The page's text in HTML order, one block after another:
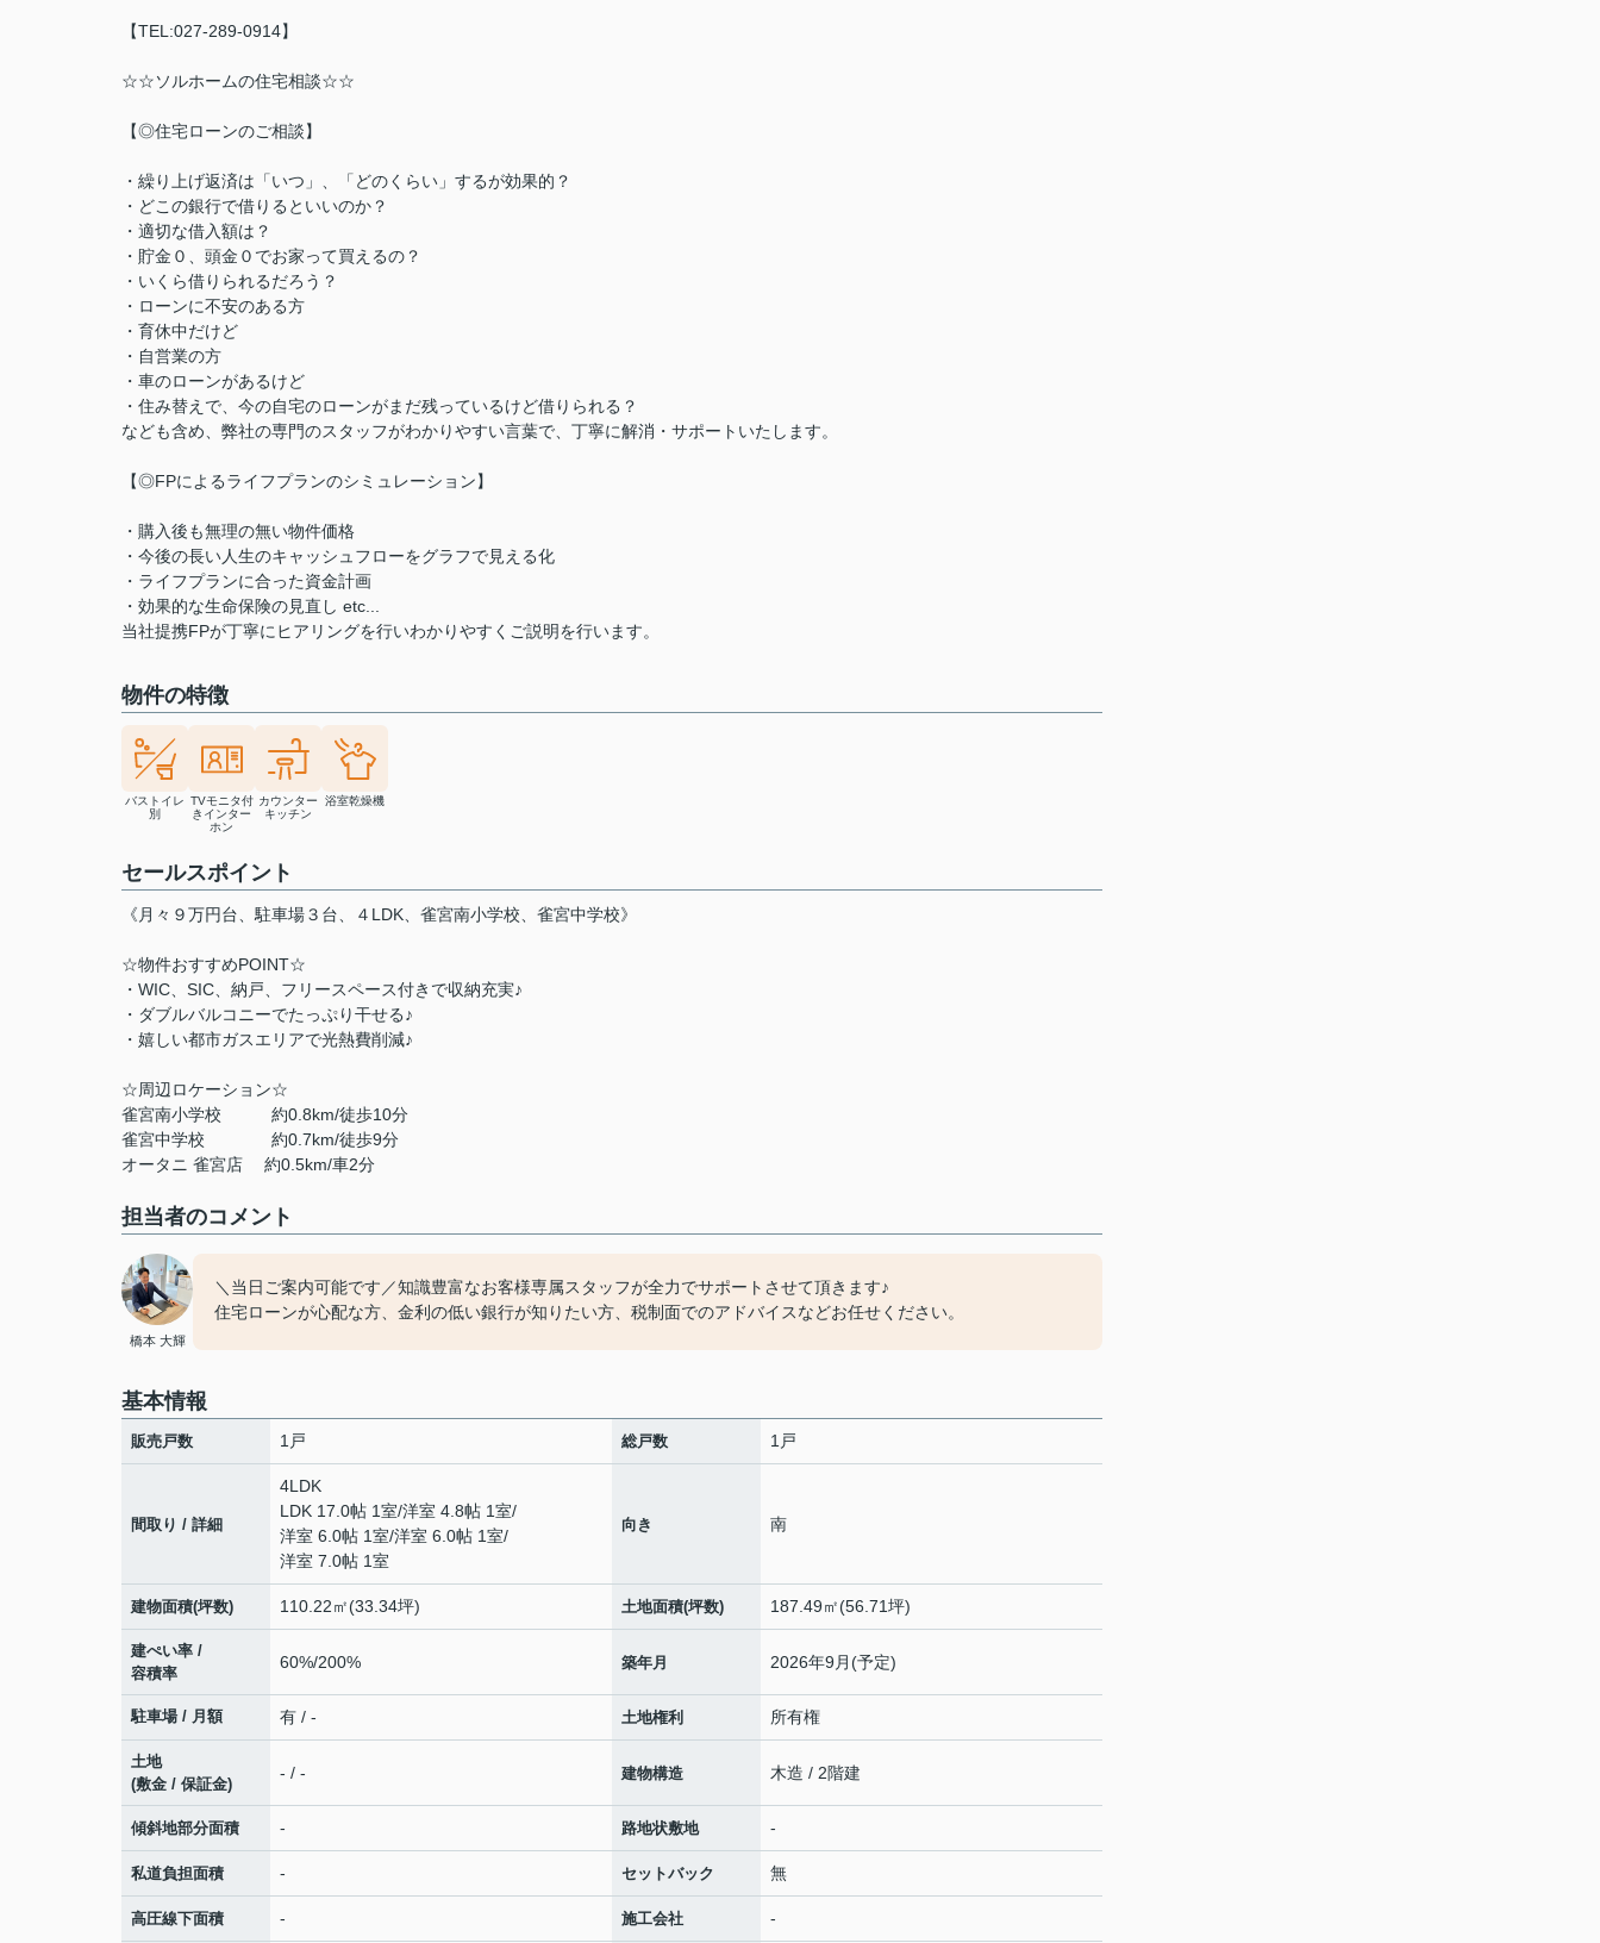
【TEL:027-289-0914】
☆☆ソルホームの住宅相談☆☆
【◎住宅ローンのご相談】
・繰り上げ返済は「いつ」、「どのくらい」するが効果的？
・どこの銀行で借りるといいのか？
・適切な借入額は？
・貯金０、頭金０でお家って買えるの？
・いくら借りられるだろう？
・ローンに不安のある方
・育休中だけど
・自営業の方
・車のローンがあるけど
・住み替えで、今の自宅のローンがまだ残っているけど借りられる？
なども含め、弊社の専門のスタッフがわかりやすい言葉で、丁寧に解消・サポートいたします。
【◎FPによるライフプランのシミュレーション】
・購入後も無理の無い物件価格
・今後の長い人生のキャッシュフローをグラフで見える化
・ライフプランに合った資金計画
・効果的な生命保険の見直し etc...
当社提携FPが丁寧にヒアリングを行いわかりやすくご説明を行います。
物件の特徴
バストイレ
別
TVモニタ付
きインター
ホン
カウンター
キッチン
浴室乾燥機
セールスポイント
《月々９万円台、駐車場３台、４LDK、雀宮南小学校、雀宮中学校》
☆物件おすすめPOINT☆
・WIC、SIC、納戸、フリースペース付きで収納充実♪
・ダブルバルコニーでたっぷり干せる♪
・嬉しい都市ガスエリアで光熱費削減♪
☆周辺ロケーション☆
雀宮南小学校 約0.8km/徒歩10分
雀宮中学校 約0.7km/徒歩9分
オータニ 雀宮店 約0.5km/車2分
担当者のコメント
橋本 大輝
＼当日ご案内可能です／知識豊富なお客様専属スタッフが全力でサポートさせて頂きます♪
住宅ローンが心配な方、金利の低い銀行が知りたい方、税制面でのアドバイスなどお任せください。
基本情報
販売戸数 1戸 総戸数 1戸
間取り / 詳細
4LDK
LDK 17.0帖 1室/洋室 4.8帖 1室/
洋室 6.0帖 1室/洋室 6.0帖 1室/
洋室 7.0帖 1室
向き 南
建物面積(坪数) 110.22㎡(33.34坪) 土地面積(坪数) 187.49㎡(56.71坪)
建ぺい率 /
容積率
60%/200% 築年月 2026年9月(予定)
駐車場 / 月額 有 / - 土地権利 所有権
土地
(敷金 / 保証金)
- / - 建物構造 木造 / 2階建
傾斜地部分面積 - 路地状敷地 -
私道負担面積 - セットバック 無
高圧線下面積 - 施工会社 -